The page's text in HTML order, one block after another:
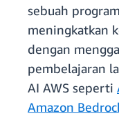
sebuah
meningkatkan
dengan
pembelajaran
AI AWS seperti
Amazon